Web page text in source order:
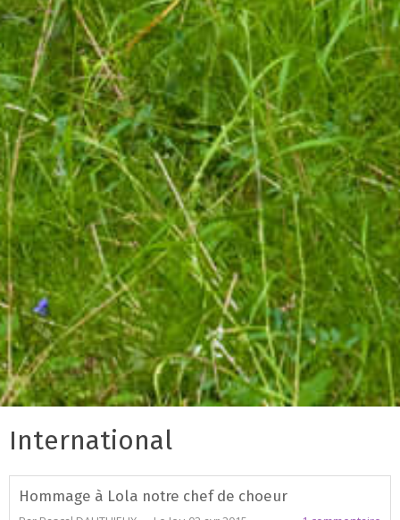
International
Hommage à Lola notre chef de choeur